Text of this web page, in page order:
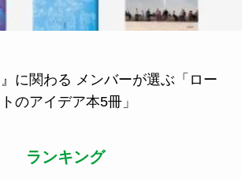
』に関わる メンバーが選ぶ「ロー
のアイデア本5冊」
ランキング